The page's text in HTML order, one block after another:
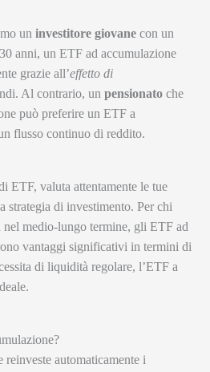
un investitore giovane con un
anni, un ETF ad accumulazione
grazie all’effetto di
Al contrario, un pensionato che
può preferire un ETF a
flusso continuo di reddito.
ETF, valuta attentamente le tue
strategia di investimento. Per chi
nel medio-lungo termine, gli ETF ad
vantaggi significativi in termini di
di liquidità regolare, l’ETF a
automaticamente i